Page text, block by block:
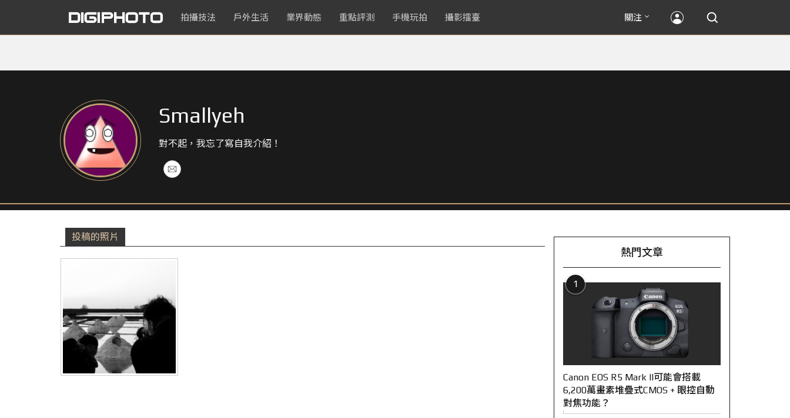
拍攝技法 戶外生活 業界動態 重點評測 手機玩拍 攝影擂臺 關注
Smallyeh
對不起，我忘了寫自我介紹！
投稿的照片
熱門文章
1
Canon EOS R5 Mark II可能會搭載
6,200萬畫素堆疊式CMOS + 眼控自動
對焦功能？